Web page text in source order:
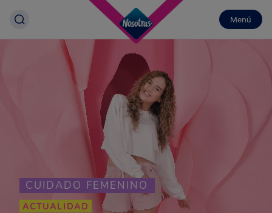
Menú
CUIDADO FEMENINO
ACTUALIDAD